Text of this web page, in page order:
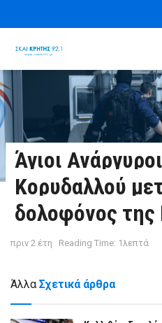
Άγιοι
Κορυδαλλού
δολοφόνος της
πριν 2 έτη Reading Time: 1λεπτά
Άλλα Σχετικά άρθρα